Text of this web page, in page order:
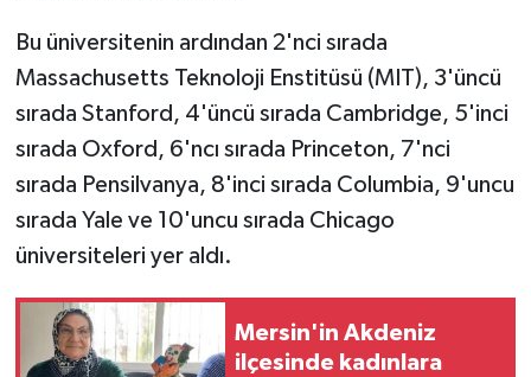
Bu üniversitenin ardından 2'nci sırada
Massachusetts Teknoloji Enstitüsü (MIT), 3'üncü
sırada Stanford, 4'üncü sırada Cambridge, 5'inci
sırada Oxford, 6'ncı sırada Princeton, 7'nci
sırada Pensilvanya, 8'inci sırada Columbia, 9'uncu
sırada Yale ve 10'uncu sırada Chicago
üniversiteleri yer aldı.
Mersin'in Akdeniz
ilçesinde kadınlara